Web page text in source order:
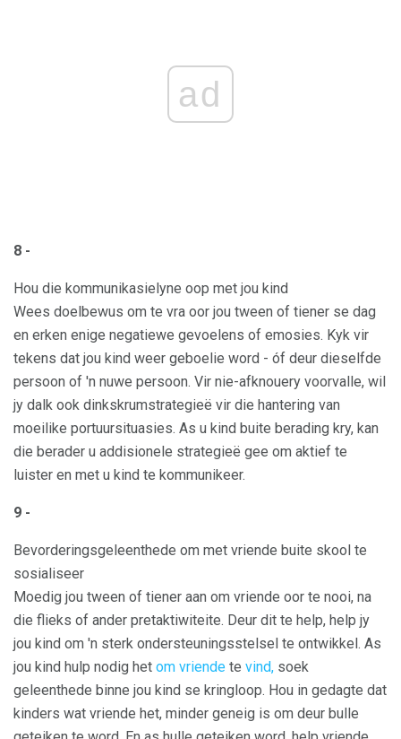
ad
8 -
Hou die kommunikasielyne oop met jou kind
Wees doelbewus om te vra oor jou tween of tiener se dag
en erken enige negatiewe gevoelens of emosies. Kyk vir
tekens dat jou kind weer geboelie word - óf deur dieselfde
persoon of 'n nuwe persoon. Vir nie-afknouery voorvalle, wil
jy dalk ook dinkskrumstrategieë vir die hantering van
moeilike portuursituasies. As u kind buite berading kry, kan
die berader u addisionele strategieë gee om aktief te
luister en met u kind te kommunikeer.
9 -
Bevorderingsgeleenthede om met vriende buite skool te
sosialiseer
Moedig jou tween of tiener aan om vriende oor te nooi, na
die flieks of ander pretaktiwiteite. Deur dit te help, help jy
jou kind om 'n sterk ondersteuningsstelsel te ontwikkel. As
jou kind hulp nodig het om vriende te vind, soek
geleenthede binne jou kind se kringloop. Hou in gedagte dat
kinders wat vriende het, minder geneig is om deur bulle